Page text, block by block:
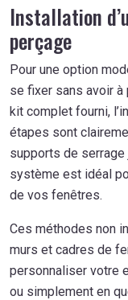
Installation
perçage
Pour une option
se fixer sans avoir à
kit complet fourni,
étapes sont
supports de serrage
système est idéal
de vos fenêtres.
Ces méthodes non
murs et cadres de
personnaliser votre
ou simplement en